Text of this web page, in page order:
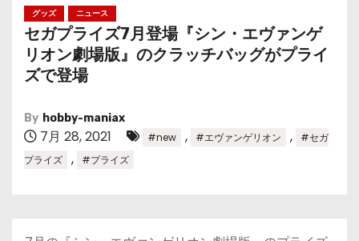
グッズ ニュース
セガプライズ7月登場『シン・エヴァンゲ
リオン劇場版』のクラッチバッグがプライ
ズで登場
By hobby-maniax
7月 28, 2021 #new , #エヴァンゲリオン ,
#セガ
プライズ
, #プライズ